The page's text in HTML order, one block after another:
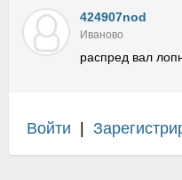
424907nod
Иваново
распред вал
Войти